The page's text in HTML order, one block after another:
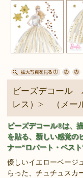
ビーズデコール
レス）> （メー
ビーズデコール®は、
を貼る、新しい感覚の
ナー“ロバート・ベス
優しいイエローベージ
らった、チュチュスカ